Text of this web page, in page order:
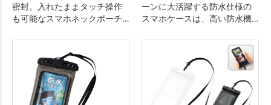
密封。入れたままタッチ操作
も可能なスマホネックポーチ
アの必需品。
ーンに大活躍する防水仕様の
スマホケースは、高い防水機
止になります。